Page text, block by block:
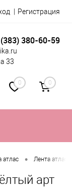
Регистрация
380-60-59
33
0 0
атлас • Лента атлас
арт